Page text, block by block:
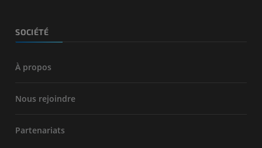
SOCIÉTÉ
À propos
Nous rejoindre
Partenariats